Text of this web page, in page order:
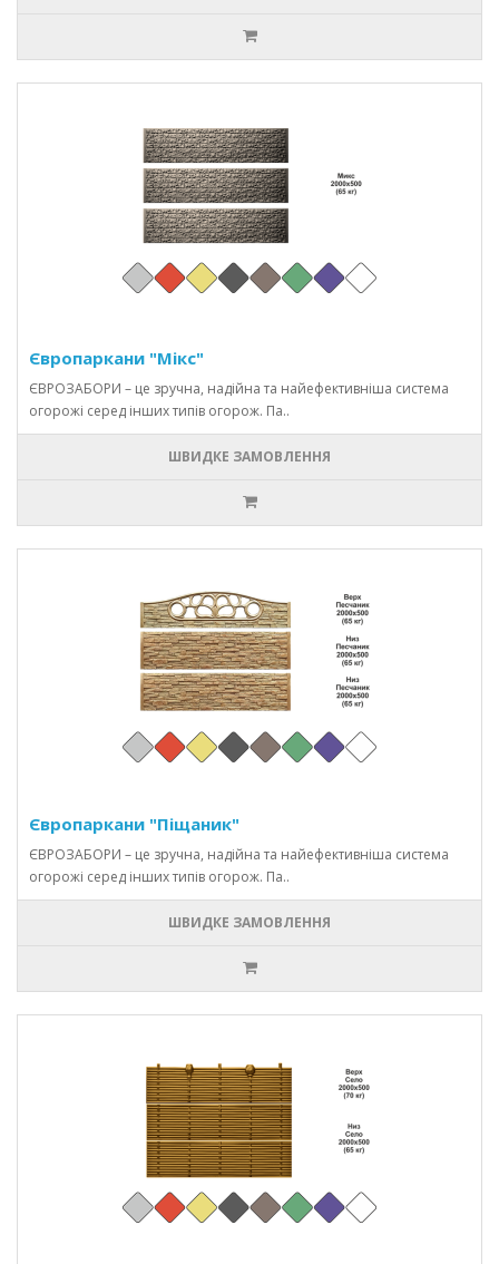
Європаркани "Мікс"
ЄВРОЗАБОРИ – це зручна, надійна та найефективніша система
огорожі серед інших типів огорож. Па..
ШВИДКЕ ЗАМОВЛЕННЯ
Європаркани "Піщаник"
ЄВРОЗАБОРИ – це зручна, надійна та найефективніша система
огорожі серед інших типів огорож. Па..
ШВИДКЕ ЗАМОВЛЕННЯ